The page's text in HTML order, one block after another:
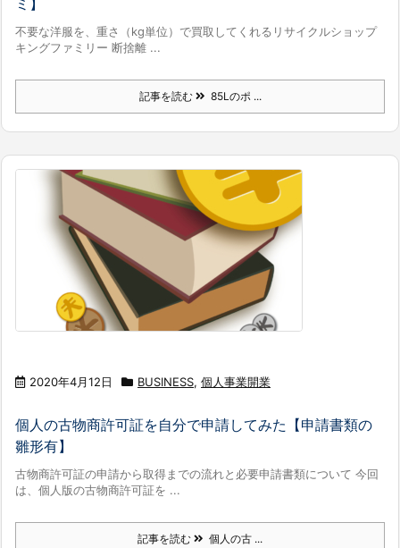
ミ】
不要な洋服を、重さ（kg単位）で買取してくれるリサイクルショップ
キングファミリー 断捨離 ...
記事を読む 85Lのポ ...
2020年4月12日 BUSINESS, 個人事業開業
個人の古物商許可証を自分で申請してみた【申請書類の
雛形有】
古物商許可証の申請から取得までの流れと必要申請書類について 今回
は、個人版の古物商許可証を ...
記事を読む 個人の古 ...